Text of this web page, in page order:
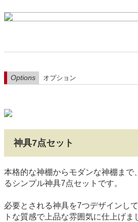
Options オプション
神具7点セット
本格的な神棚からモダンな神棚まで
るシンプル神具7点セットです。
必要とされる神具を7つデザインし
トな質感で上品な雰囲気に仕上げま